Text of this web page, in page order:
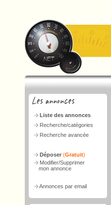
Liste des annonces
Recherche/catégories
Recherche avancée
Déposer (Gratuit)
Modifier/Supprimer
mon annonce
Annonces par email